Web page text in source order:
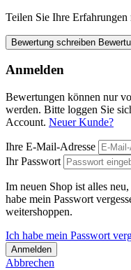
Teilen Sie Ihre
Bewertung schreiben
Anmelden
Bewertungen können nur
werden. Bitte loggen Sie
Account. Neuer Kunde?
Ihre E-Mail-Adresse
Ihr Passwort
Im neuen Shop ist alles
habe mein Passwort
weitershoppen.
Ich habe mein Passwort
Anmelden
Abbrechen